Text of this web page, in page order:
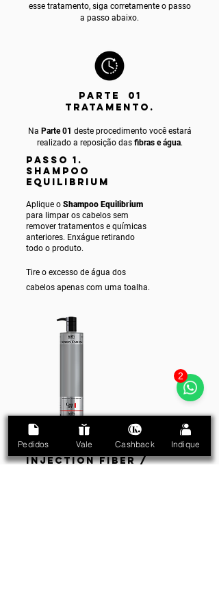
esse tratamento, siga corretamente o passo
a passo abaixo.
PARTE 01
TRATAMENTO.
Na Parte 01 deste procedimento você estará
realizado a reposição das fibras e água.
PASSO 1.
SHAMPOO
EQUILIBRIUM
Aplique o Shampoo Equilibrium
para limpar os cabelos sem
remover tratamentos e químicas
anteriores. Enxágue retirando
todo o produto.
Tire o excesso de água dos
cabelos apenas com uma toalha.
PASSO 2.
INJECTION FIBER /
Pedidos Vale Cashback Indique
2